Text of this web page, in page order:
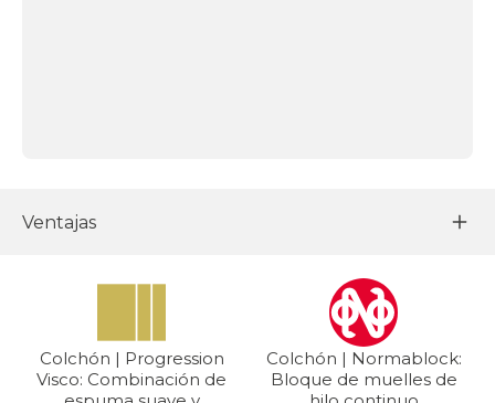
Ventajas
Colchón | Progression
Visco: Combinación de
Colchón | Normablock:
Bloque de muelles de